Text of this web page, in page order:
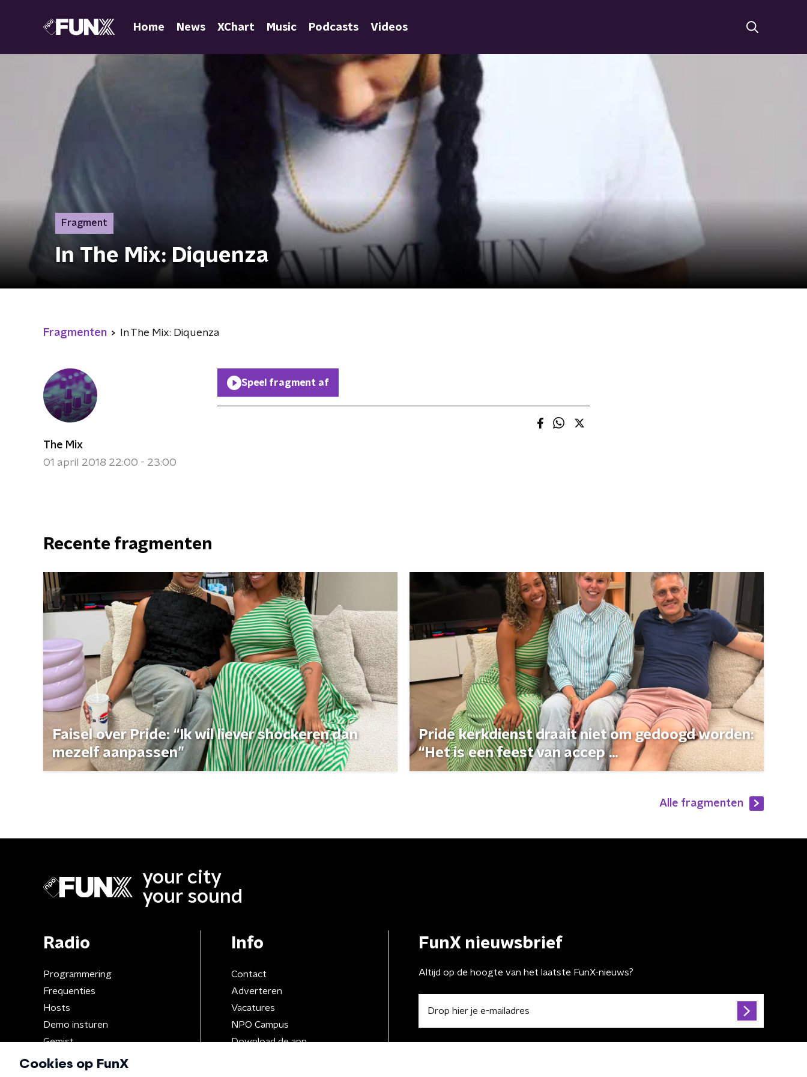
Home News XChart Music Podcasts Videos
Fragment
In The Mix: Diquenza
Fragmenten In The Mix: Diquenza
The Mix
01 april 2018 22:00 - 23:00
Speel fragment af
Recente fragmenten
Faisel over Pride: “Ik wil liever shockeren dan
mezelf aanpassen”
Pride kerkdienst draait niet om gedoogd worden:
“Het is een feest van accep ...
Alle fragmenten
your city
your sound
Radio
Programmering
Frequenties
Hosts
Demo insturen
Gemist
Info
Contact
Adverteren
Vacatures
NPO Campus
Download de app
FunX nieuwsbrief
Altijd op de hoogte van het laatste FunX-nieuws?